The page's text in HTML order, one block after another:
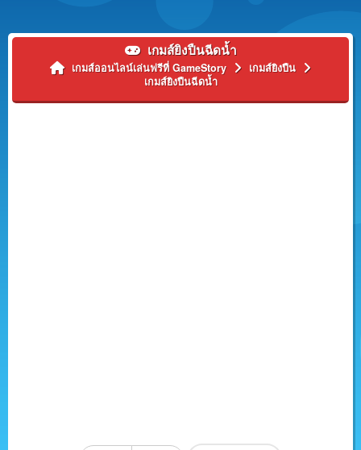
เกมส์ยิงปืนฉีดน้ำ
เกมส์ออนไลน์เล่นฟรีที่ GameStory
เกมส์ยิงปืน
เกมส์ยิงปืนฉีดน้ำ